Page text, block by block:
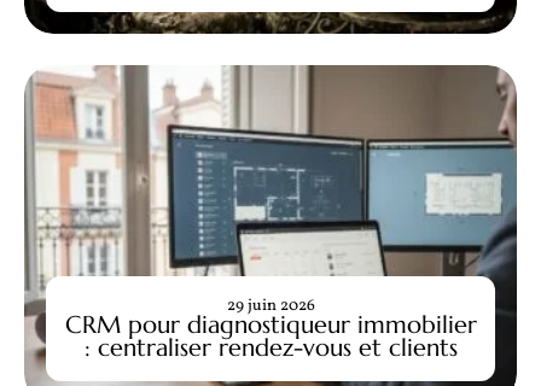
CRM pour diagnostiqueur immobilier
: centraliser rendez-vous et clients
29 juin 2026